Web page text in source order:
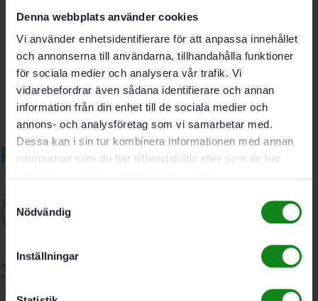
Denna webbplats använder cookies
Vi använder enhetsidentifierare för att anpassa innehållet
och annonserna till användarna, tillhandahålla funktioner
för sociala medier och analysera vår trafik. Vi
vidarebefordrar även sådana identifierare och annan
information från din enhet till de sociala medier och
annons- och analysföretag som vi samarbetar med.
Dessa kan i sin tur kombinera informationen med annan
information som du har tillhandahållit eller som de har
Samtyckesval
Nödvändig
Inställningar
Det finns inga recensioner än.
Bli först med att recensera ”Festool Babybody ”Festool
Fan””
Du måste vara
inloggad för att skriva en recension.
Relaterade produkter
3A Byggdelen